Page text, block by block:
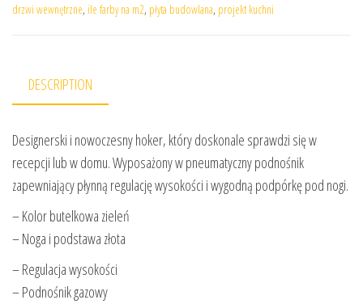
drzwi wewnętrzne, ile farby na m2, płyta budowlana, projekt kuchni
DESCRIPTION
Designerski i nowoczesny hoker, który doskonale sprawdzi się w
recepcji lub w domu. Wyposażony w pneumatyczny podnośnik
zapewniający płynną regulację wysokości i wygodną podpórkę pod nogi.
– Kolor butelkowa zieleń
– Noga i podstawa złota
– Regulacja wysokości
– Podnośnik gazowy